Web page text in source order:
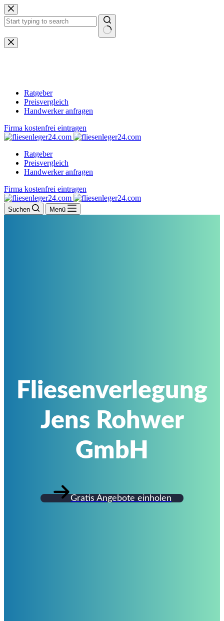
Zum
Inhalt
springen
Keine
Ergebnisse
Ratgeber
Preisvergleich
Handwerker anfragen
Firma kostenfrei eintragen
Ratgeber
Preisvergleich
Handwerker anfragen
Firma kostenfrei eintragen
Suchen Menü
Fliesenverlegung
Jens Rohwer
GmbH
Gratis Angebote einholen